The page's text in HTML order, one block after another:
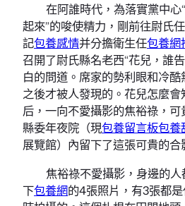
在阿誰時代，為落實黨中心
起來”的唆使精力，剛前往尉氏
記包養感情并分擔衛生任包養網
召開了尉氏縣名老西“花兒，誰
白的問道。席家的勢利眼和冷
之後才被人發現的。花兒怎麼
后，一向不愛攝影的焦裕祿，
縣委年夜院（現包養留言板包養
展覽館）內留下了這張可貴的合
焦裕祿不愛攝影，身邊的
下包養網的4張照片，有3張都